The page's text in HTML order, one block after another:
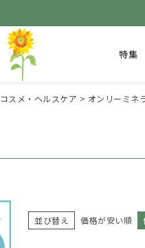
特集
コスメ・ヘルスケア オンリーミネ
並び替え 価格が安い順